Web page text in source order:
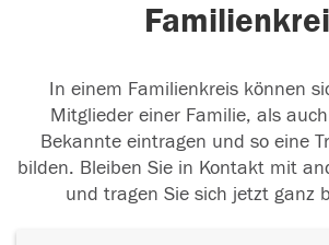
In einem Familienkreis können
Mitglieder einer Familie, als
Bekannte eintragen und so eine
bilden. Bleiben Sie in Kontakt mit
und tragen Sie sich jetzt ganz